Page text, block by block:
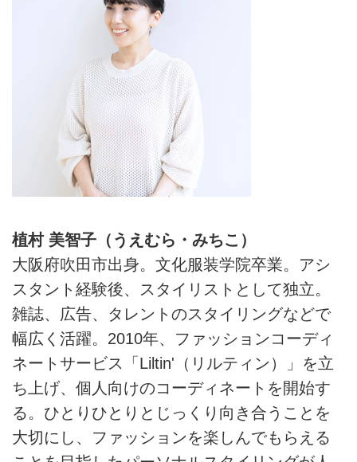
植村 美智子（うえむら・みちこ）
大阪府吹田市出身。文化服装学院卒業。アシ
スタント経験後、スタイリストとして独立。
雑誌、広告、タレントのスタイリングなどで
幅広く活躍。2010年、ファッションコーディ
ネートサービス「Liltin'（リルティン）」を立
ち上げ、個人向けのコーディネートを開始す
る。ひとりひとりとじっくり向き合うことを
大切にし、ファッションを楽しんでもらえる